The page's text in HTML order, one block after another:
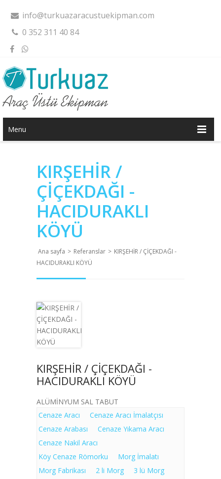
info@turkuazaracustuekipman.com
0 352 311 40 84
Menu
KIRŞEHİR /
ÇİÇEKDAĞI -
HACIDURAKLI
KÖYÜ
Ana sayfa > Referanslar > KIRŞEHİR / ÇİÇEKDAĞI -
HACIDURAKLI KÖYÜ
KIRŞEHİR / ÇİÇEKDAĞI -
HACIDURAKLI KÖYÜ
ALÜMİNYUM SAL TABUT
Cenaze Aracı
Cenaze Aracı İmalatçısı
Cenaze Arabası
Cenaze Yıkama Aracı
Cenaze Nakil Aracı
Köy Cenaze Römorku
Morg İmalatı
Morg Fabrikası
2 li Morg
3 lü Morg